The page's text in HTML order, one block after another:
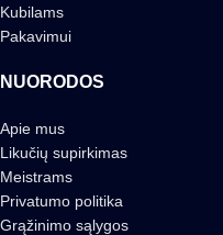
Kubilams
Pakavimui
NUORODOS
Apie mus
Likučių supirkimas
Meistrams
Privatumo politika
Grąžinimo sąlygos